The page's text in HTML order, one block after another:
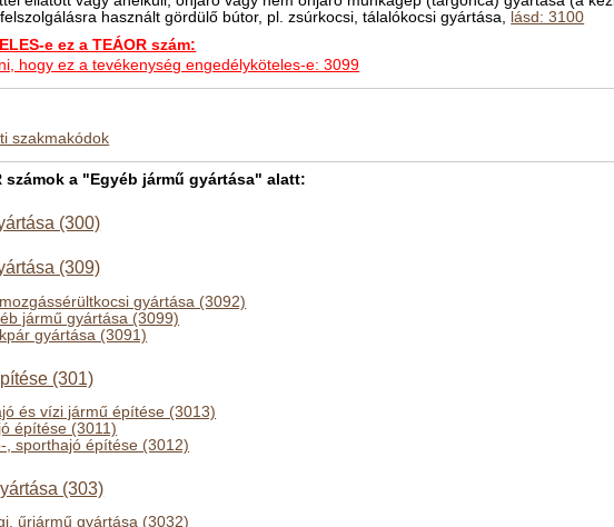
használt gördülő bútor, pl. zsúrkocsi, tálalókocsi gyártása, lásd: 3100
e ez a TEÁOR szám:
hogy ez a tevékenység engedélyköteles-e: 3099
szakmakódok
számok a "Egyéb jármű gyártása" alatt:
(300)
(309)
gyártása (3092)
jármű gyártása (3099)
gyártása (3091)
(301)
és vízi jármű építése (3013)
építése (3011)
, sporthajó építése (3012)
(303)
űrjármű gyártása (3032)